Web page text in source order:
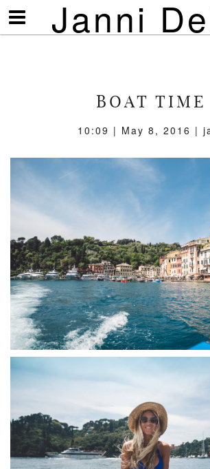
Janni
Visa/göm
meny
BOAT TIME
10:09 | May 8, 2016 |